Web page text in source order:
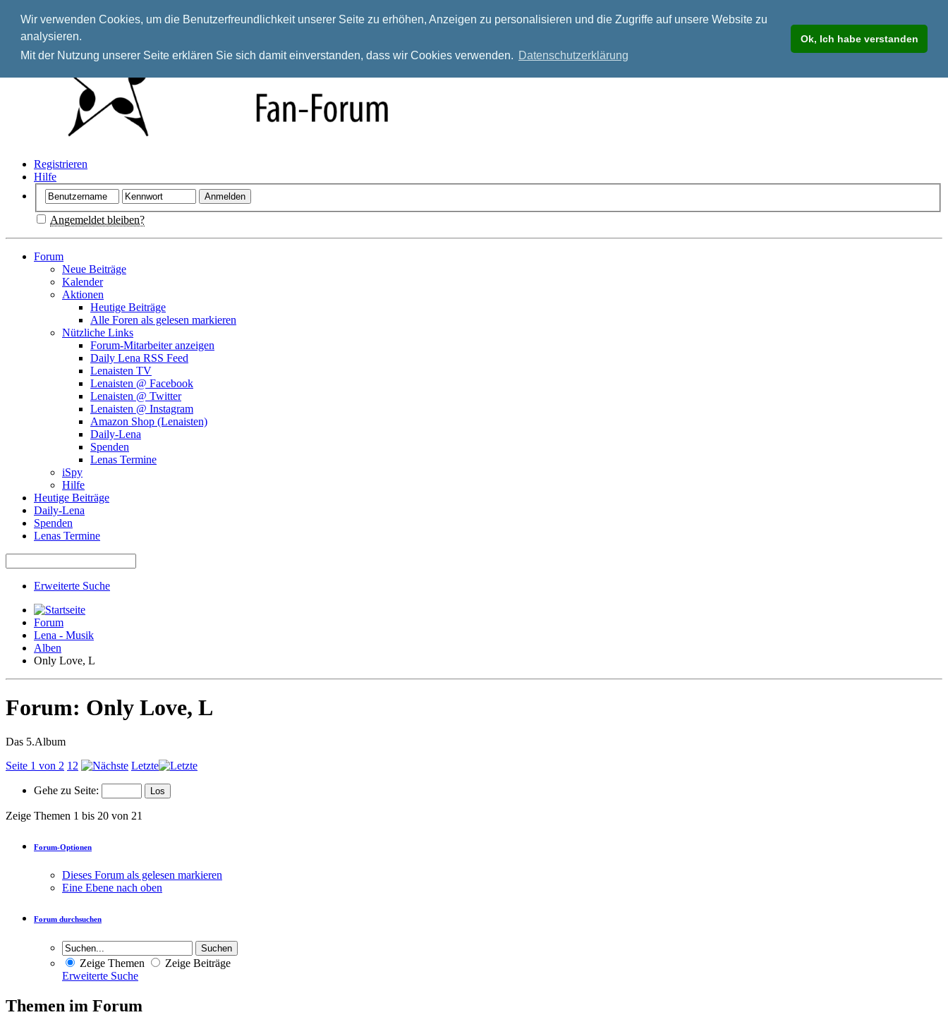
Wir verwenden Cookies, um die Benutzerfreundlichkeit unserer Seite zu erhöhen, Anzeigen zu personalisieren und die Zugriffe auf unsere Website zu
analysieren.
Mit der Nutzung unserer Seite erklären Sie sich damit einverstanden, dass wir Cookies verwenden. Datenschutzerklärung
Ok, Ich habe verstanden
Registrieren
Hilfe
Angemeldet bleiben?
Forum
Neue Beiträge
Kalender
Aktionen
Heutige Beiträge
Alle Foren als gelesen markieren
Nützliche Links
Forum-Mitarbeiter anzeigen
Daily Lena RSS Feed
Lenaisten TV
Lenaisten @ Facebook
Lenaisten @ Twitter
Lenaisten @ Instagram
Amazon Shop (Lenaisten)
Daily-Lena
Spenden
Lenas Termine
iSpy
Hilfe
Heutige Beiträge
Daily-Lena
Spenden
Lenas Termine
Erweiterte Suche
Forum
Lena - Musik
Alben
Only Love, L
Forum: Only Love, L
Das 5.Album
Seite 1 von 2 12 Letzte
Gehe zu Seite:
Zeige Themen 1 bis 20 von 21
Forum-Optionen
Dieses Forum als gelesen markieren
Eine Ebene nach oben
Forum durchsuchen
Zeige Themen
Zeige Beiträge
Erweiterte Suche
Themen im Forum